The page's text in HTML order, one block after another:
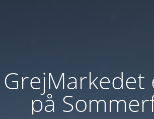
GrejMarkedet
på